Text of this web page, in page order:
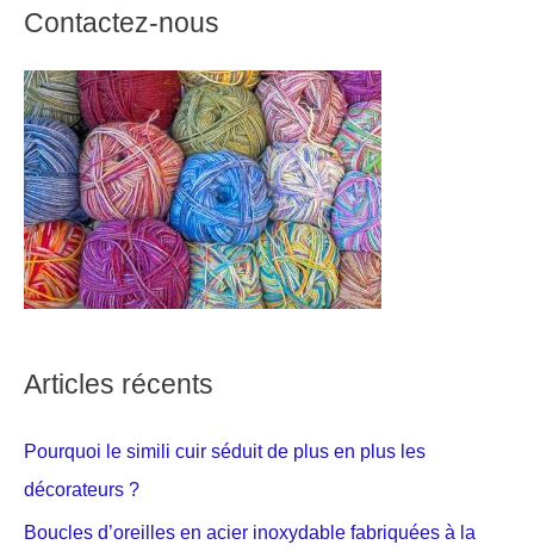
Contactez-nous
Articles récents
Pourquoi le simili cuir séduit de plus en plus les
décorateurs ?
Boucles d’oreilles en acier inoxydable fabriquées à la